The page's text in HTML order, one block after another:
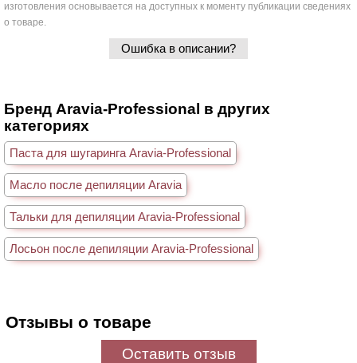
изготовления основывается на доступных к моменту публикации сведениях
о товаре.
Ошибка в описании?
Бренд Aravia-Professional в других
категориях
Паста для шугаринга Aravia-Professional
Масло после депиляции Aravia
Тальки для депиляции Aravia-Professional
Лосьон после депиляции Aravia-Professional
Отзывы о товаре
Оставить отзыв